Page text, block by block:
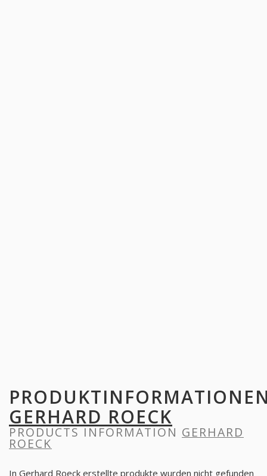
GERHARD ROECK
PRODUCTS INFORMATION GERHARD
ROECK
In Gerhard Roeck erstellte produkte wurden nicht gefunden